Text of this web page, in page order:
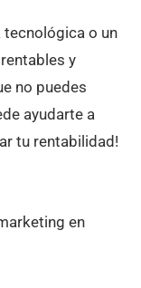
tecnológica o un
y
no puedes
ayudarte a
tu rentabilidad!
en